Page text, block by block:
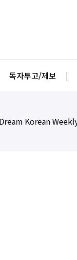
독자투고/제보 |
Korean